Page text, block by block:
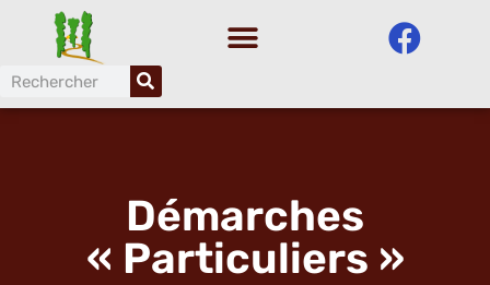
au
contenu
Démarches
« Particuliers »